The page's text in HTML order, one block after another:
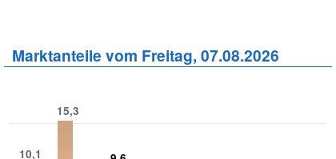
Marktanteile vom Freitag, 07.08.2026
10,1
15,3